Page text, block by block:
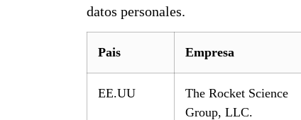
datos personales.
Pais Empresa
EE.UU
The Rocket Science
Group, LLC.